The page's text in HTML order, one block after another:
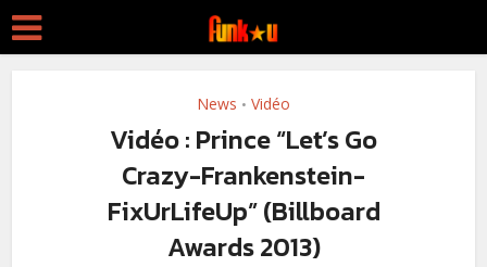
News • Vidéo
Vidéo : Prince “Let’s Go
Crazy-Frankenstein-
FixUrLifeUp” (Billboard
Awards 2013)